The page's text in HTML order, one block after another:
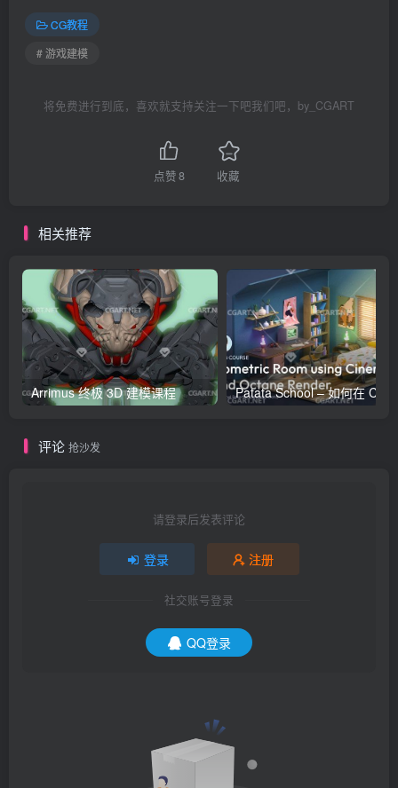
CG教程
# 游戏建模
将免费进行到底，喜欢就支持关注一下吧我们吧，by_CGART
点赞8 收藏
相关推荐
Arrimus 终极 3D 建模课程
评论 抢沙发
请登录后发表评论
登录 注册
社交账号登录
QQ登录